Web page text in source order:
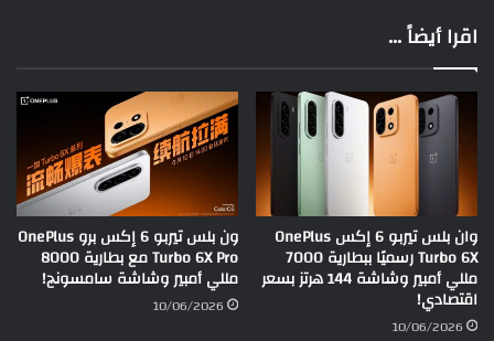
اقرا أيضاً ...
وان بلس تيربو 6 إكس OnePlus
Turbo 6X رسميًا ببطارية 7000
مللي أمبير وشاشة 144 هرتز بسعر
اقتصادي!
10/06/2026
ون بلس تيربو 6 إكس برو OnePlus
Turbo 6X Pro مع بطارية 8000
مللي أمبير وشاشة سامسونج!
10/06/2026